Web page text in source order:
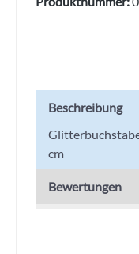
Beschreibung
cm
Bewertungen